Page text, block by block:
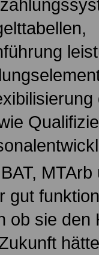
gut
ob sie den